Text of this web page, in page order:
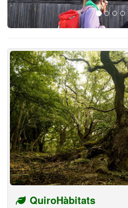
QuiroHàbitats